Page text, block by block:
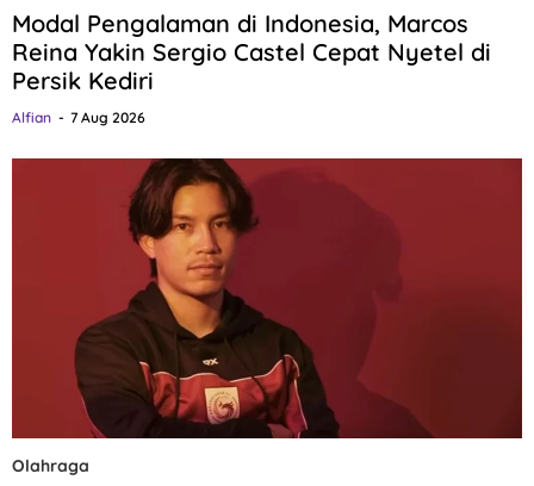
Modal Pengalaman di Indonesia, Marcos
Reina Yakin Sergio Castel Cepat Nyetel di
Persik Kediri
Alfian 7 Aug 2026
Olahraga